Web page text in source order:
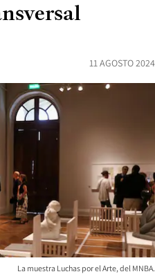
11 AGOSTO 2024
La muestra Luchas por el Arte, del MNBA.